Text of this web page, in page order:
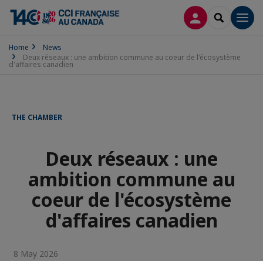
LOG INSEARCH
Home
News
Deux réseaux : une ambition commune au coeur de l'écosystème
d'affaires canadien
THE CHAMBER
Deux réseaux : une
ambition commune au
coeur de l'écosystème
d'affaires canadien
8 May 2026